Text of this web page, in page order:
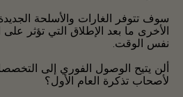
سوف تتوفر الغارات والأسلحة
الأخرى ما بعد الإطلاق التي تؤثر
نفس الوقت.
ألن يتيح الوصول الفوري إلى
لأصحاب تذكرة العام الأول؟